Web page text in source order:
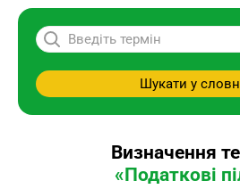
Шукати у
Визначення
«Податкові